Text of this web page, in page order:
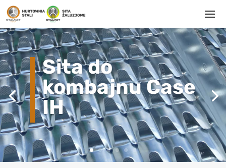
Sita do
kombajnu Case
IH